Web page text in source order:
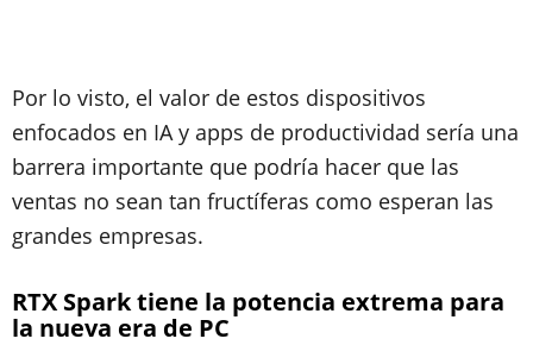
Por lo visto, el valor de estos dispositivos
enfocados en IA y apps de productividad sería una
barrera importante que podría hacer que las
ventas no sean tan fructíferas como esperan las
grandes empresas.
RTX Spark tiene la potencia extrema para
la nueva era de PC